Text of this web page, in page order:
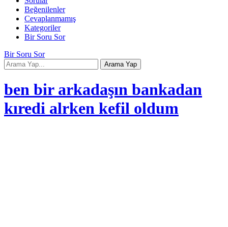
Beğenilenler
Cevaplanmamış
Kategoriler
Bir Soru Sor
Bir Soru Sor
ben bir arkadaşın bankadan
kıredi alrken kefil oldum